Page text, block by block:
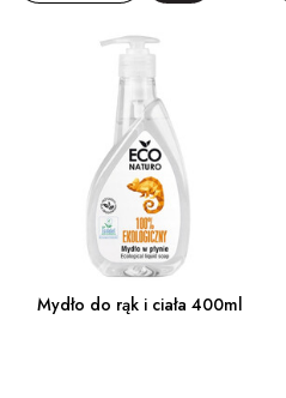
Mydło do rąk i ciała 400ml